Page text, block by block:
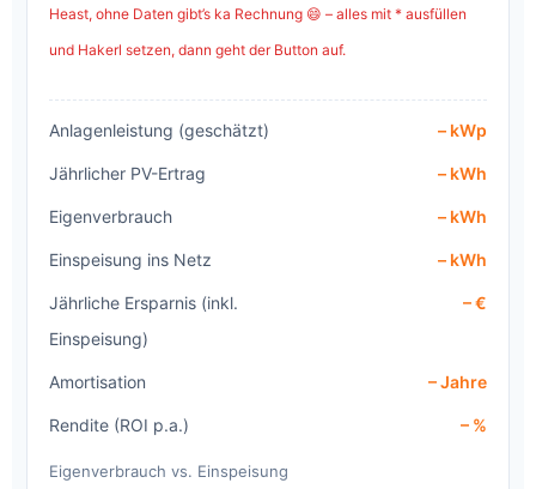
Heast, ohne Daten gibt’s ka Rechnung 😄 – alles mit * ausfüllen
und Hakerl setzen, dann geht der Button auf.
Anlagenleistung (geschätzt) – kWp
Jährlicher PV-Ertrag – kWh
Eigenverbrauch – kWh
Einspeisung ins Netz – kWh
Jährliche Ersparnis (inkl.
Einspeisung)
– €
Amortisation – Jahre
Rendite (ROI p.a.) – %
Eigenverbrauch vs. Einspeisung